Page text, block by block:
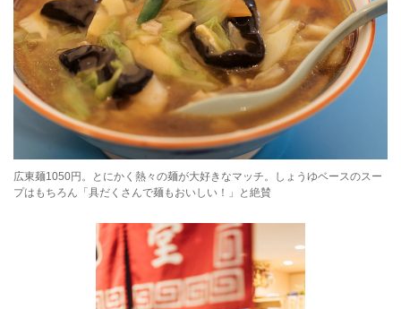
広東麺1050円。とにかく熱々の麺が大好きなマッチ。しょうゆベースのスー
プはもちろん「具だくさんで麺もおいしい！」と絶賛